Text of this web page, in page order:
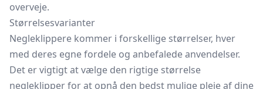
overveje.
Størrelsesvarianter
Negleklippere kommer i forskellige størrelser, hver
med deres egne fordele og anbefalede anvendelser.
Det er vigtigt at vælge den rigtige størrelse
negleklipper for at opnå den bedst mulige pleje af dine